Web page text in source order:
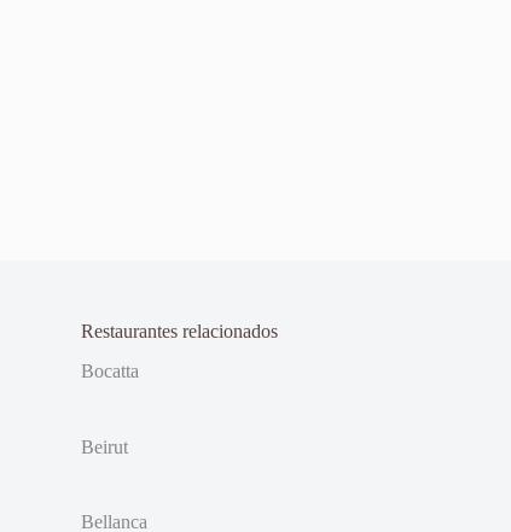
Restaurantes relacionados
Bocatta
Beirut
Bellanca